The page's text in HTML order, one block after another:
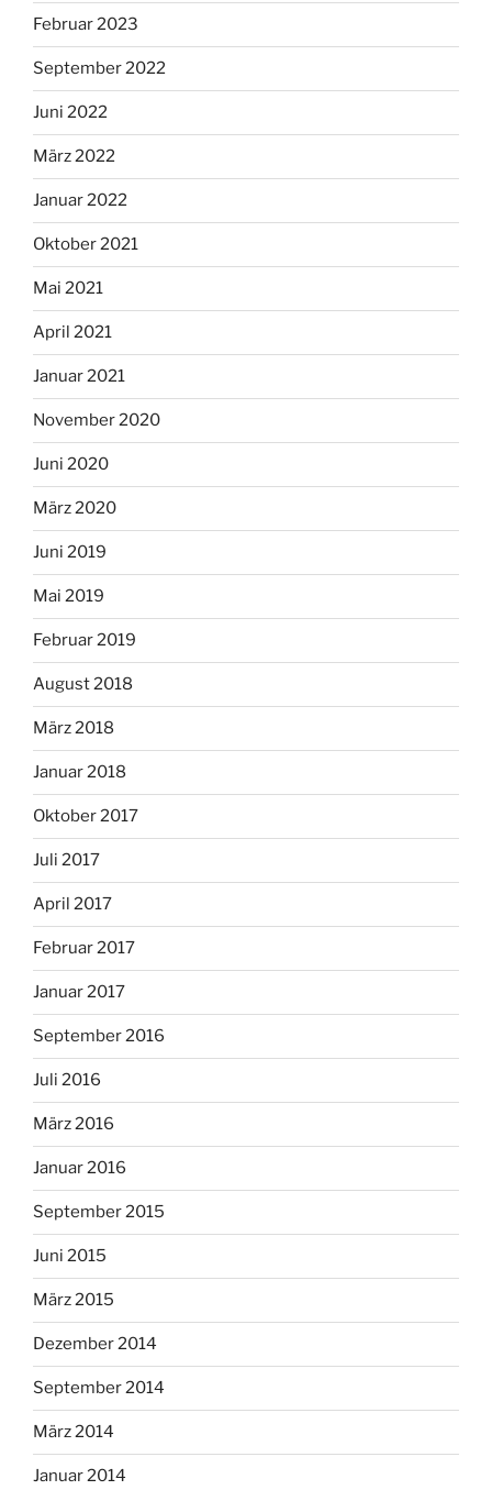
Februar 2023
September 2022
Juni 2022
März 2022
Januar 2022
Oktober 2021
Mai 2021
April 2021
Januar 2021
November 2020
Juni 2020
März 2020
Juni 2019
Mai 2019
Februar 2019
August 2018
März 2018
Januar 2018
Oktober 2017
Juli 2017
April 2017
Februar 2017
Januar 2017
September 2016
Juli 2016
März 2016
Januar 2016
September 2015
Juni 2015
März 2015
Dezember 2014
September 2014
März 2014
Januar 2014